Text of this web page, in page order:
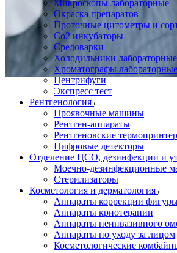
Микроскопы лабораторные
Окраска препаратов
Проточные цитометры и
Со2 инкубаторы
Средоварки
Холодильники лабораторные
Хроматографы лабораторные
Центрифуги
Экспресс тест
Рентгенология
Проявочные машины
Рентген-аппараты
Рентгеновские
Цифровые детекторы
Отделение ЦСО, дезинфекции и
Моечно-дезинфекционные
Стерилизаторы
Косметология и дерматология
Аппараты коррекции
Аппараты криотерапии
Аппараты неинвазивного
Аппараты по уходу за лицом
Косметологические